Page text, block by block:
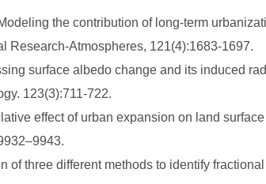
the contribution of long‐term
Research-Atmospheres, 121(4):1683-1697.
surface albedo change and its induced
123(3):711-722.
effect of urban expansion on land
of three different methods to identify